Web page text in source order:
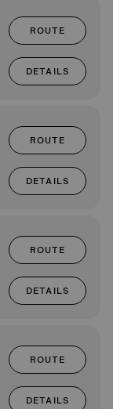
ROUTE
DETAILS
ROUTE
DETAILS
ROUTE
DETAILS
ROUTE
DETAILS